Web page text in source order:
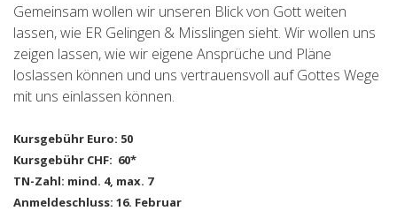
Gemeinsam wollen wir unseren Blick von Gott weiten
lassen, wie ER Gelingen & Misslingen sieht. Wir wollen uns
zeigen lassen, wie wir eigene Ansprüche und Pläne
loslassen können und uns vertrauensvoll auf Gottes Wege
mit uns einlassen können.
Kursgebühr Euro: 50
Kursgebühr CHF: 60*
TN-Zahl: mind. 4, max. 7
Anmeldeschluss: 16. Februar